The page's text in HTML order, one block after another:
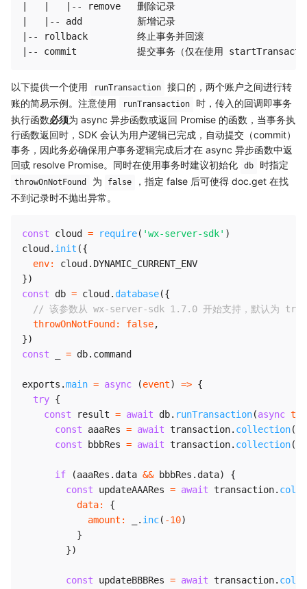
|   |   |-- remove   删除记录
|   |-- add          新增记录
|-- rollback         终止事务并回滚
以下提供一个使用 runTransaction
接口的，两个账户之间进行转
账的简易示例。注意使用
runTransaction
时，传入的回调即事务
执行函数必须为 async 异步函数或返回 Promise 的函数，当事务执
行函数返回时，SDK 会认为用户逻辑已完成，自动提交（commit）
事务，因此务必确保用户事务逻辑完成后才在 async 异步函数中返
回或 resolve Promise。同时在使用事务时建议初始化
db 时指定
throwOnNotFound 为 false
，指定 false 后可使得 doc.get 在找
不到记录时不抛出异常。
const cloud = require( 'wx-server-sdk' )
cloud . init ({
env: cloud . DYNAMIC_CURRENT_ENV
})
const db = cloud . database({
// 该参数从 wx-server-sdk 1.7.0 开始支持，默认为 true
throwOnNotFound : false,
})
const
= db. command
exports .main = async (event) => {
try {
const result = await db. runTransaction(async
const aaaRes = await transaction. collection(
const bbbRes = await transaction. collection(
if (aaaRes . data && bbbRes . data)
{
const updateAAARes = await transaction.
data:
{
amount : . inc( -10)
}
})
const updateBBBRes = await transaction.